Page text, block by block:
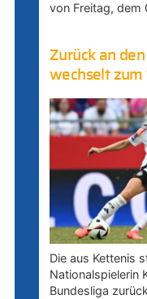
von Freitag, dem
Zurück an
wechselt zum
Die aus Kettenis
Nationalspielerin
Bundesliga